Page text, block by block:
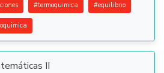
#termoquimica #equilibrio
II